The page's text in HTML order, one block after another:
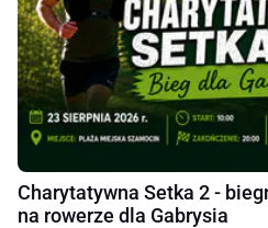
Charytatywna Setka 2 -
na rowerze dla Gabrysia